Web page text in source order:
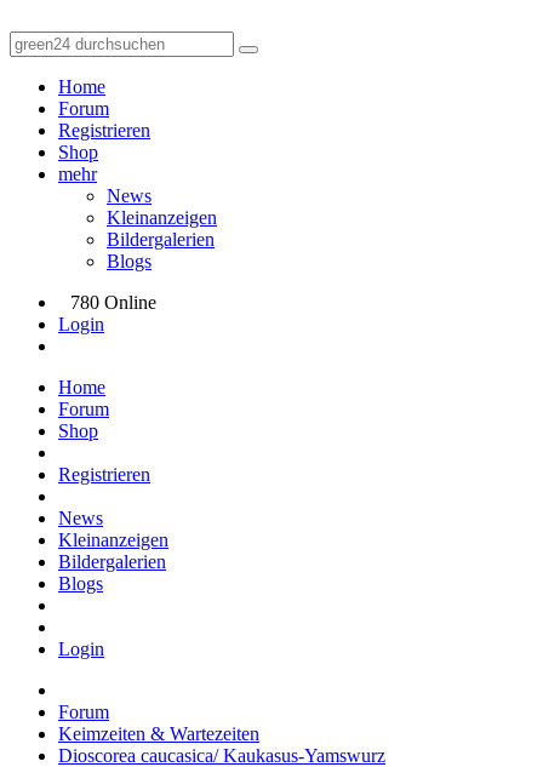
Home
Forum
Registrieren
Shop
mehr
News
Kleinanzeigen
Bildergalerien
Blogs
780 Online
Login
Home
Forum
Shop
Registrieren
News
Kleinanzeigen
Bildergalerien
Blogs
Login
Forum
Keimzeiten & Wartezeiten
Dioscorea caucasica/ Kaukasus-Yamswurz